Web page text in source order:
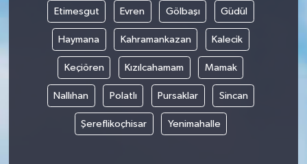
Etimesgut Evren Gölbaşı Güdül
Haymana Kahramankazan Kalecik
Keçiören Kızılcahamam Mamak
Nallıhan Polatlı Pursaklar Sincan
Şereflikoçhisar Yenimahalle